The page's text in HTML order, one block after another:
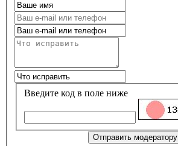
Введите код в поле ниже
Отправить модератору